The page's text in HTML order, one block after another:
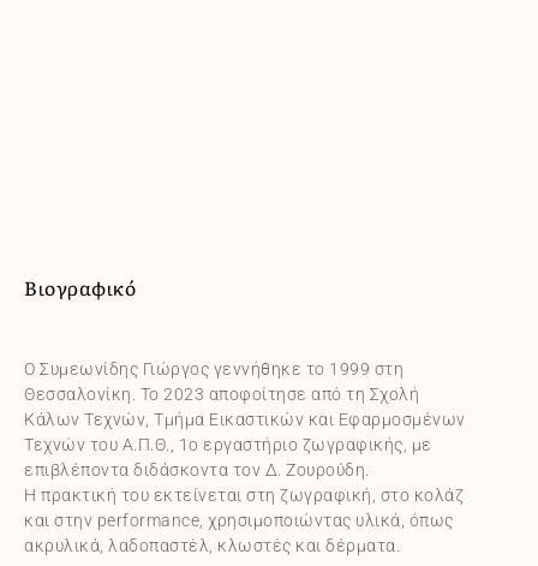
Βιογραφικό
Ο Συμεωνίδης Γιώργος γεννήθηκε το 1999 στη
Θεσσαλονίκη. Το 2023 αποφοίτησε από τη Σχολή
Κάλων Τεχνών, Τμήμα Εικαστικών και Εφαρμοσμένων
Τεχνών του Α.Π.Θ., 1ο εργαστήριο ζωγραφικής, με
επιβλέποντα διδάσκοντα τον Δ. Ζουρούδη.
Η πρακτική του εκτείνεται στη ζωγραφική, στο κολάζ
και στην performance, χρησιμοποιώντας υλικά, όπως
ακρυλικά, λαδοπαστέλ, κλωστές και δέρματα.